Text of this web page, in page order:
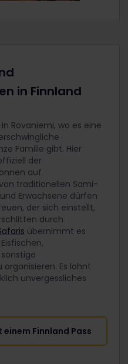
in Finnland
Rovaniemi, wo es eine
Familie gibt. Hier
der
auf
traditionellen Sami-
Erwachsene dürfen
der sich einstellt,
durch
übernimmt es
Es lohnt
unvergessliches
Finnland Pass